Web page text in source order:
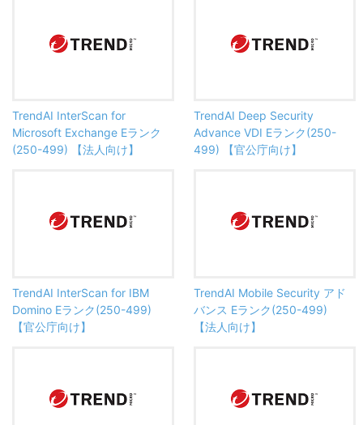
TrendAI InterScan for
Microsoft Exchange Eランク
(250-499) 【法人向け】
TrendAI Deep Security
Advance VDI Eランク(250-
499) 【官公庁向け】
TrendAI InterScan for IBM
Domino Eランク(250-499)
【官公庁向け】
TrendAI Mobile Security アド
バンス Eランク(250-499)
【法人向け】